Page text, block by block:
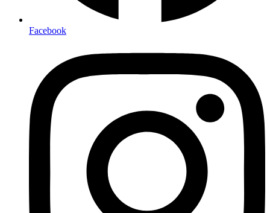
Facebook